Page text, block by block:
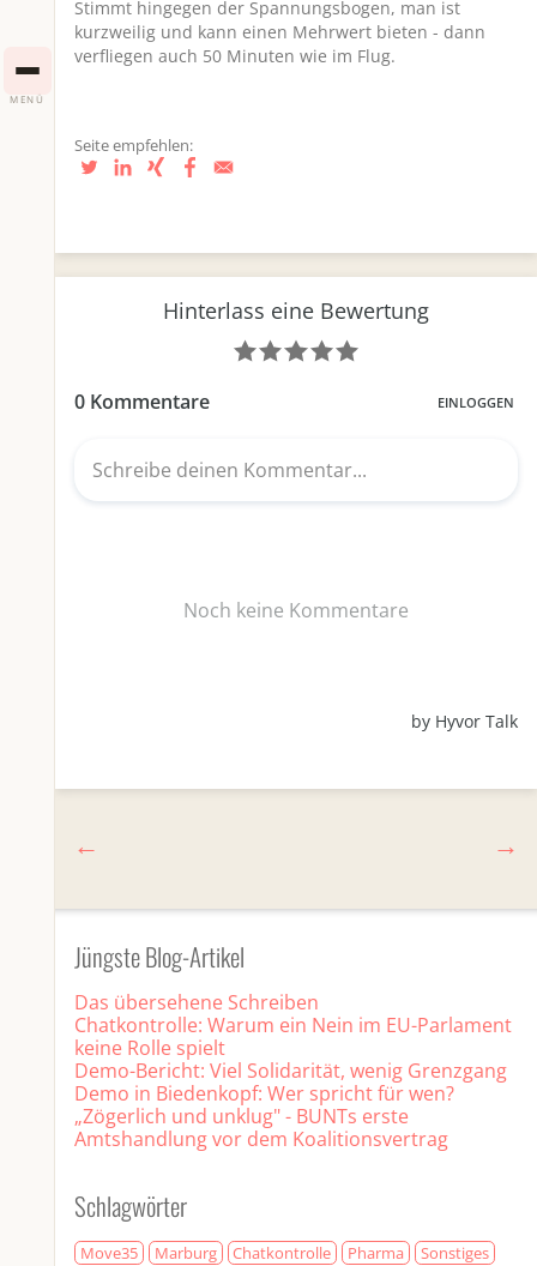
MENÜ
Stimmt hingegen der Spannungsbogen, man ist
kurzweilig und kann einen Mehrwert bieten - dann
verfliegen auch 50 Minuten wie im Flug.
Seite empfehlen:
Jüngste Blog-Artikel
Das übersehene Schreiben
Chatkontrolle: Warum ein Nein im EU-Parlament
keine Rolle spielt
Demo-Bericht: Viel Solidarität, wenig Grenzgang
Demo in Biedenkopf: Wer spricht für wen?
„Zögerlich und unklug" - BUNTs erste
Amtshandlung vor dem Koalitionsvertrag
Schlagwörter
Move35 Marburg Chatkontrolle Pharma Sonstiges